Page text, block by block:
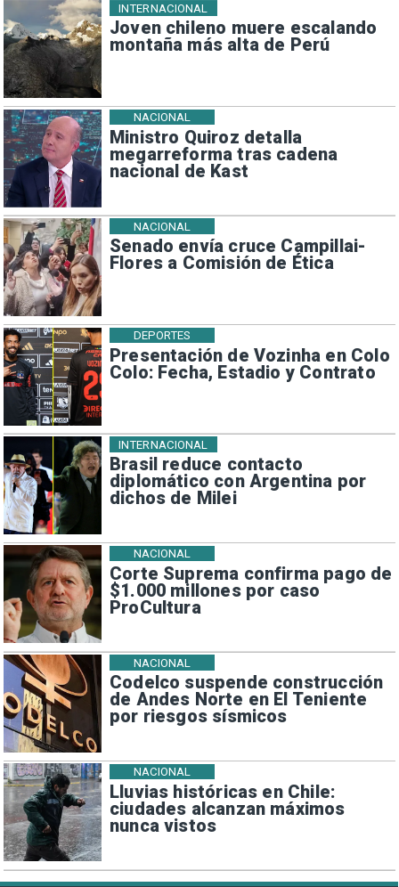
Joven chileno muere escalando
montaña más alta de Perú
INTERNACIONAL
Ministro Quiroz detalla
megarreforma tras cadena
nacional de Kast
NACIONAL
Senado envía cruce Campillai-
Flores a Comisión de Ética
NACIONAL
Presentación de Vozinha en Colo
Colo: Fecha, Estadio y Contrato
DEPORTES
Brasil reduce contacto
diplomático con Argentina por
dichos de Milei
INTERNACIONAL
Corte Suprema confirma pago de
$1.000 millones por caso
ProCultura
NACIONAL
Codelco suspende construcción
de Andes Norte en El Teniente
por riesgos sísmicos
NACIONAL
Lluvias históricas en Chile:
ciudades alcanzan máximos
nunca vistos
NACIONAL